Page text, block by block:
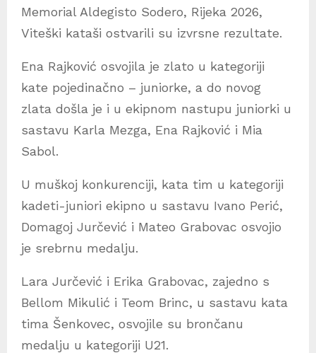
Memorial Aldegisto Sodero, Rijeka 2026,
Viteški kataši ostvarili su izvrsne rezultate.
Ena Rajković osvojila je zlato u kategoriji
kate pojedinačno – juniorke, a do novog
zlata došla je i u ekipnom nastupu juniorki u
sastavu Karla Mezga, Ena Rajković i Mia
Sabol.
U muškoj konkurenciji, kata tim u kategoriji
kadeti-juniori ekipno u sastavu Ivano Perić,
Domagoj Jurčević i Mateo Grabovac osvojio
je srebrnu medalju.
Lara Jurčević i Erika Grabovac, zajedno s
Bellom Mikulić i Teom Brinc, u sastavu kata
tima Šenkovec, osvojile su brončanu
medalju u kategoriji U21.